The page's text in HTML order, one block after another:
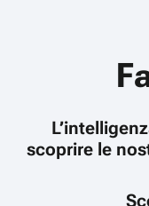
scoprire le